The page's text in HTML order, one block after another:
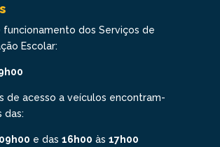
funcionamento dos Serviços de
Escolar:
de acesso a veículos encontram-
das:
09h00 e das 16h00 às 17h00